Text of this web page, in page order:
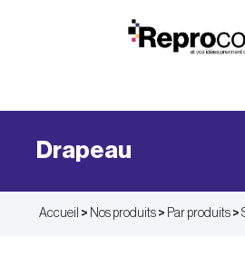
Drapeau
Accueil > Nos produits > Par produits >